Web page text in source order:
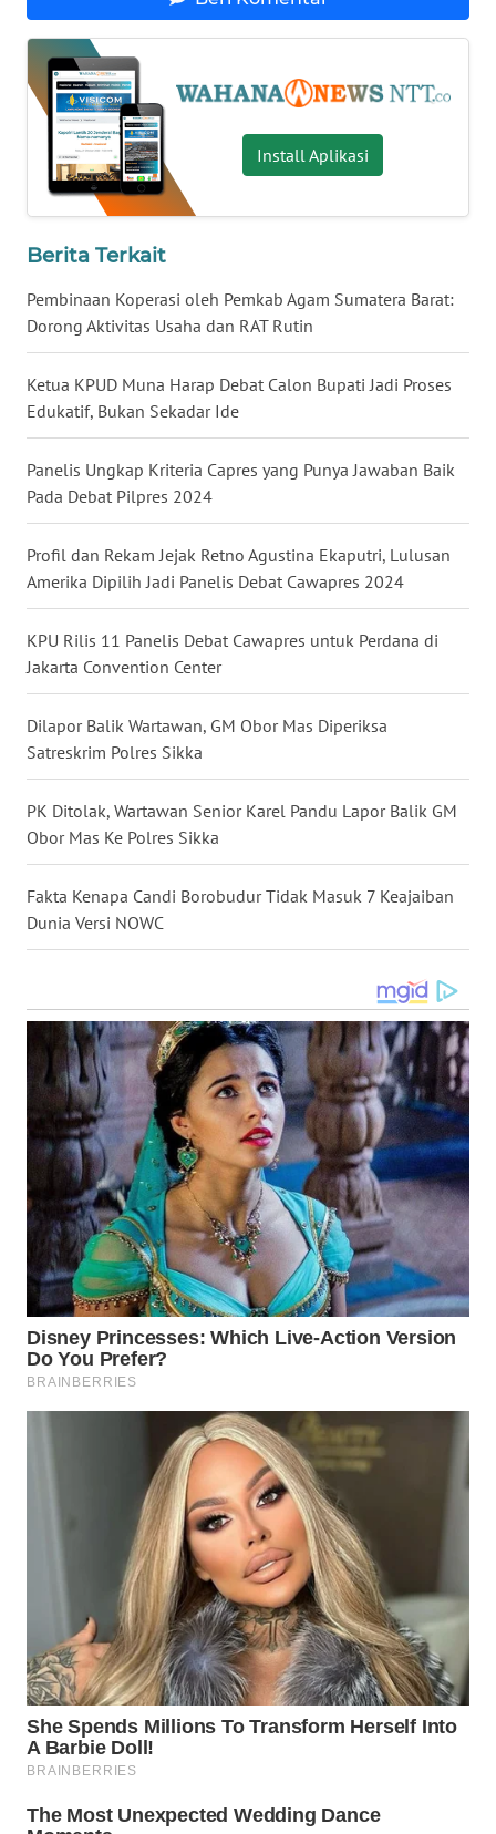
Install Aplikasi
Berita Terkait
Pembinaan Koperasi oleh Pemkab Agam Sumatera Barat:
Dorong Aktivitas Usaha dan RAT Rutin
Ketua KPUD Muna Harap Debat Calon Bupati Jadi Proses
Edukatif, Bukan Sekadar Ide
Panelis Ungkap Kriteria Capres yang Punya Jawaban Baik
Pada Debat Pilpres 2024
Profil dan Rekam Jejak Retno Agustina Ekaputri, Lulusan
Amerika Dipilih Jadi Panelis Debat Cawapres 2024
KPU Rilis 11 Panelis Debat Cawapres untuk Perdana di
Jakarta Convention Center
Dilapor Balik Wartawan, GM Obor Mas Diperiksa
Satreskrim Polres Sikka
PK Ditolak, Wartawan Senior Karel Pandu Lapor Balik GM
Obor Mas Ke Polres Sikka
Fakta Kenapa Candi Borobudur Tidak Masuk 7 Keajaiban
Dunia Versi NOWC
WN
KALTENG
WN
KALTARA
WN
KALSEL
WN
KALTIM
WN
SULSEL
WN
GORONTALO
WN
SULUT
WN
MALUT
DAIRI
DANAU
TOBA
NIAS
WN
LANGKAT
WN
TAPANULI
SELATAN
WN
TANJUNG
LESUNG
WN
KARO
LABUHANBATU
TAPANULI
TENGAH
WN DELI
SERDANG
TEBING